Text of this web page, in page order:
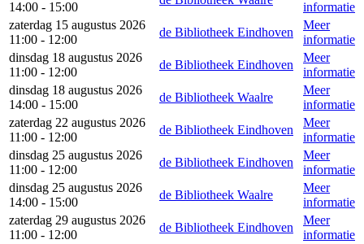
14:00 - 15:00
informatie
zaterdag 15 augustus 2026
11:00 - 12:00
de Bibliotheek Eindhoven
Meer
informatie
dinsdag 18 augustus 2026
11:00 - 12:00
de Bibliotheek Eindhoven
Meer
informatie
dinsdag 18 augustus 2026
14:00 - 15:00
de Bibliotheek Waalre
Meer
informatie
zaterdag 22 augustus 2026
11:00 - 12:00
de Bibliotheek Eindhoven
Meer
informatie
dinsdag 25 augustus 2026
11:00 - 12:00
de Bibliotheek Eindhoven
Meer
informatie
dinsdag 25 augustus 2026
14:00 - 15:00
de Bibliotheek Waalre
Meer
informatie
zaterdag 29 augustus 2026
11:00 - 12:00
de Bibliotheek Eindhoven
Meer
informatie